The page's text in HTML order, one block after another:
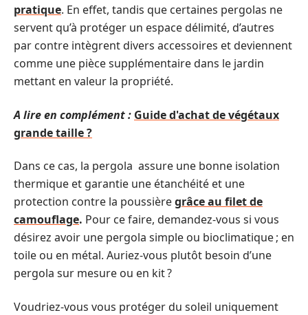
pratique. En effet, tandis que certaines pergolas ne
servent qu’à protéger un espace délimité, d’autres
par contre intègrent divers accessoires et deviennent
comme une pièce supplémentaire dans le jardin
mettant en valeur la propriété.
A lire en complément : Guide d'achat de végétaux
grande taille ?
Dans ce cas, la pergola assure une bonne isolation
thermique et garantie une étanchéité et une
protection contre la poussièregrâce au filet de
camouflage. Pour ce faire, demandez-vous si vous
désirez avoir une pergola simple ou bioclimatique ; en
toile ou en métal. Auriez-vous plutôt besoin d’une
pergola sur mesure ou en kit ?
Voudriez-vous vous protéger du soleil uniquement